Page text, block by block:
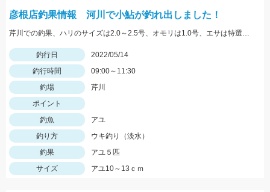
彦根店釣果情報 河川で小鮎が釣れ出しました！
芹川での釣果、ハリのサイズは2.0～2.5号、オモリは1.0号、エサは特選小鮎まきえと鮎乱舞を混ぜて使用。
釣行日
2022/05/14
釣行時間
09:00～11:30
釣場
芹川
ポイント
釣魚
アユ
釣り方
ウキ釣り（淡水）
釣果
アユ５匹
サイズ
アユ10～13ｃｍ